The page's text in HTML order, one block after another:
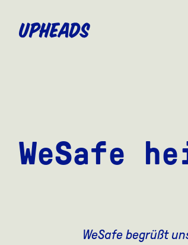
HAUPTINHALT
SPRINGEN
WeSafe
WeSafe begrüßt